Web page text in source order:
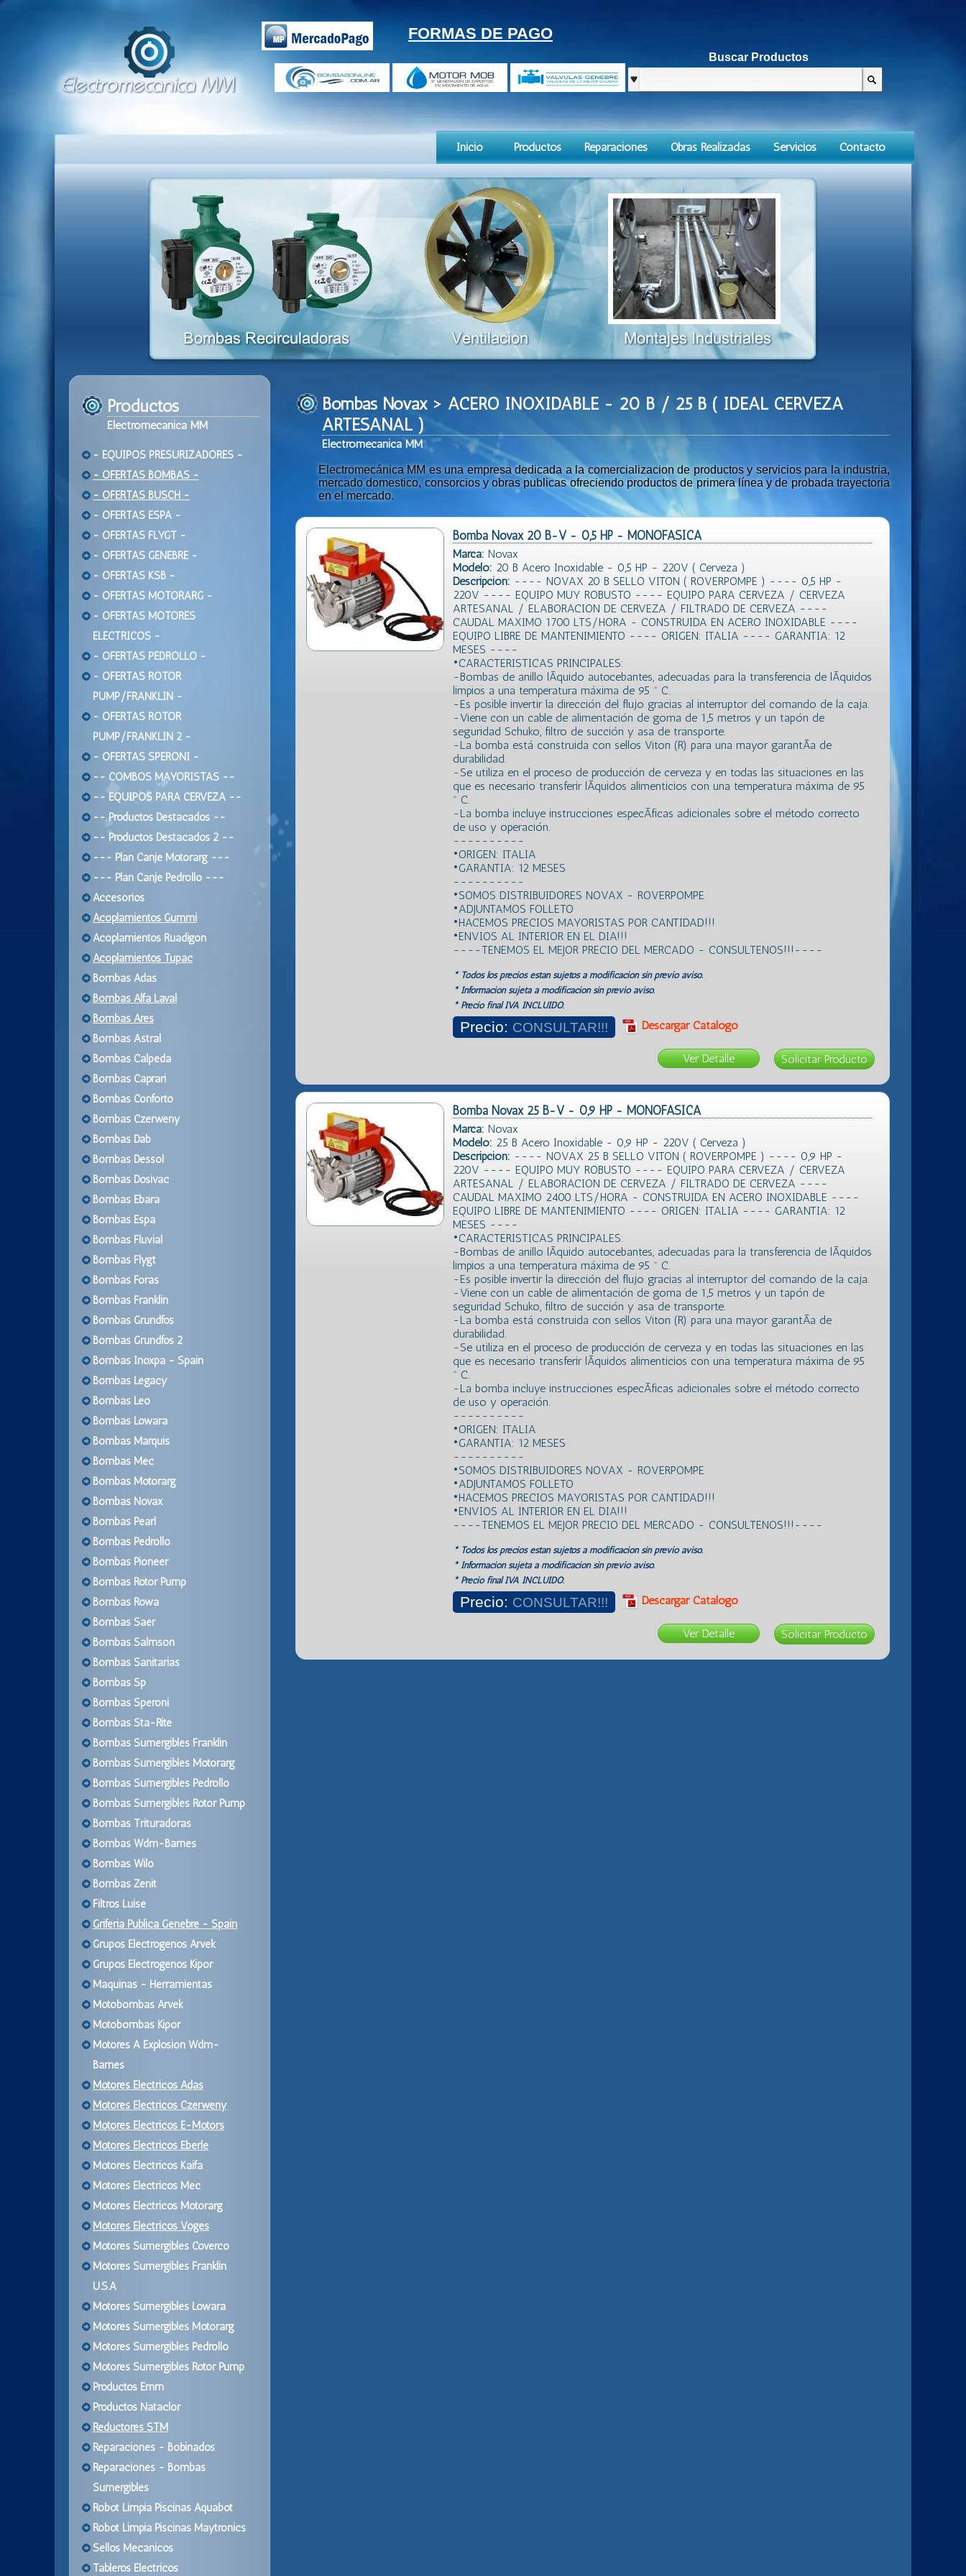
FORMAS DE PAGO
Buscar Productos
Inicio Productos Reparaciones Obras Realizadas Servicios Contacto
Productos
Electromecanica MM
- EQUIPOS PRESURIZADORES -
- OFERTAS BOMBAS -
- OFERTAS BUSCH -
- OFERTAS ESPA -
- OFERTAS FLYGT -
- OFERTAS GENEBRE -
- OFERTAS KSB -
- OFERTAS MOTORARG -
- OFERTAS MOTORES
ELECTRICOS -
- OFERTAS PEDROLLO -
- OFERTAS ROTOR
PUMP/FRANKLIN -
- OFERTAS ROTOR
PUMP/FRANKLIN 2 -
- OFERTAS SPERONI -
-- COMBOS MAYORISTAS --
-- EQUIPOS PARA CERVEZA --
-- Productos Destacados --
-- Productos Destacados 2 --
--- Plan Canje Motorarg ---
--- Plan Canje Pedrollo ---
Accesorios
Acoplamientos Gummi
Acoplamientos Ruadigon
Acoplamientos Tupac
Bombas Adas
Bombas Alfa Laval
Bombas Ares
Bombas Astral
Bombas Calpeda
Bombas Caprari
Bombas Conforto
Bombas Czerweny
Bombas Dab
Bombas Dessol
Bombas Dosivac
Bombas Ebara
Bombas Espa
Bombas Fluvial
Bombas Flygt
Bombas Foras
Bombas Franklin
Bombas Grundfos
Bombas Grundfos 2
Bombas Inoxpa - Spain
Bombas Legacy
Bombas Leo
Bombas Lowara
Bombas Marquis
Bombas Mec
Bombas Motorarg
Bombas Novax
Bombas Pearl
Bombas Pedrollo
Bombas Pioneer
Bombas Rotor Pump
Bombas Rowa
Bombas Saer
Bombas Salmson
Bombas Sanitarias
Bombas Sp
Bombas Speroni
Bombas Sta-Rite
Bombas Sumergibles Franklin
Bombas Sumergibles Motorarg
Bombas Sumergibles Pedrollo
Bombas Sumergibles Rotor Pump
Bombas Trituradoras
Bombas Wdm-Barnes
Bombas Wilo
Bombas Zenit
Filtros Luise
Griferia Publica Genebre - Spain
Grupos Electrogenos Arvek
Grupos Electrogenos Kipor
Maquinas - Herramientas
Motobombas Arvek
Motobombas Kipor
Motores A Explosion Wdm-
Barnes
Motores Electricos Adas
Motores Electricos Czerweny
Motores Electricos E-Motors
Motores Electricos Eberle
Motores Electricos Kaifa
Motores Electricos Mec
Motores Electricos Motorarg
Motores Electricos Voges
Motores Sumergibles Coverco
Motores Sumergibles Franklin
U.S.A
Motores Sumergibles Lowara
Motores Sumergibles Motorarg
Motores Sumergibles Pedrollo
Motores Sumergibles Rotor Pump
Productos Emm
Productos Nataclor
Reductores STM
Reparaciones - Bobinados
Reparaciones - Bombas
Sumergibles
Robot Limpia Piscinas Aquabot
Robot Limpia Piscinas Maytronics
Sellos Mecanicos
Tableros Electricos
Bombas Novax > ACERO INOXIDABLE - 20 B / 25 B ( IDEAL CERVEZA
ARTESANAL )
Electromecanica MM
Electromecánica MM es una empresa dedicada a la comercializacion de productos y servicios para la industria,
mercado domestico, consorcios y obras publicas ofreciendo productos de primera línea y de probada trayectoria
en el mercado.
Bomba Novax 20 B-V - 0,5 HP - MONOFASICA
Marca: Novax
Modelo: 20 B Acero Inoxidable - 0,5 HP - 220V ( Cerveza )
Descripción: ---- NOVAX 20 B SELLO VITON ( ROVERPOMPE ) ---- 0,5 HP -
220V ---- EQUIPO MUY ROBUSTO ---- EQUIPO PARA CERVEZA / CERVEZA
ARTESANAL / ELABORACION DE CERVEZA / FILTRADO DE CERVEZA ----
CAUDAL MAXIMO 1700 LTS/HORA - CONSTRUIDA EN ACERO INOXIDABLE ----
EQUIPO LIBRE DE MANTENIMIENTO ---- ORIGEN: ITALIA ---- GARANTIA: 12
MESES ----
•CARACTERISTICAS PRINCIPALES:
-Bombas de anillo lÃ­quido autocebantes, adecuadas para la transferencia de lÃ­quidos
limpios a una temperatura máxima de 95 º C.
-Es posible invertir la dirección del flujo gracias al interruptor del comando de la caja.
-Viene con un cable de alimentación de goma de 1,5 metros y un tapón de
seguridad Schuko, filtro de succión y asa de transporte.
-La bomba está construida con sellos Viton (R) para una mayor garantÃ­a de
durabilidad.
-Se utiliza en el proceso de producción de cerveza y en todas las situaciones en las
que es necesario transferir lÃ­quidos alimenticios con una temperatura máxima de 95
º C.
-La bomba incluye instrucciones especÃ­ficas adicionales sobre el método correcto
de uso y operación.
----------
•ORIGEN: ITALIA
•GARANTIA: 12 MESES
----------
•SOMOS DISTRIBUIDORES NOVAX - ROVERPOMPE
•ADJUNTAMOS FOLLETO
•HACEMOS PRECIOS MAYORISTAS POR CANTIDAD!!!
•ENVIOS AL INTERIOR EN EL DIA!!!
----TENEMOS EL MEJOR PRECIO DEL MERCADO - CONSULTENOS!!!----
* Todos los precios estan sujetos a modificación sin previo aviso.
* Información sujeta a modificación sin previo aviso.
* Precio final IVA INCLUIDO.
Precio: CONSULTAR!!! Descargar Catálogo
Ver Detalle
Bomba Novax 25 B-V - 0,9 HP - MONOFASICA
Marca: Novax
Modelo: 25 B Acero Inoxidable - 0,9 HP - 220V ( Cerveza )
Descripción: ---- NOVAX 25 B SELLO VITON ( ROVERPOMPE ) ---- 0,9 HP -
220V ---- EQUIPO MUY ROBUSTO ---- EQUIPO PARA CERVEZA / CERVEZA
ARTESANAL / ELABORACION DE CERVEZA / FILTRADO DE CERVEZA ----
CAUDAL MAXIMO 2400 LTS/HORA - CONSTRUIDA EN ACERO INOXIDABLE ----
EQUIPO LIBRE DE MANTENIMIENTO ---- ORIGEN: ITALIA ---- GARANTIA: 12
MESES ----
•CARACTERISTICAS PRINCIPALES:
-Bombas de anillo lÃ­quido autocebantes, adecuadas para la transferencia de lÃ­quidos
limpios a una temperatura máxima de 95 º C.
-Es posible invertir la dirección del flujo gracias al interruptor del comando de la caja.
-Viene con un cable de alimentación de goma de 1,5 metros y un tapón de
seguridad Schuko, filtro de succión y asa de transporte.
-La bomba está construida con sellos Viton (R) para una mayor garantÃ­a de
durabilidad.
-Se utiliza en el proceso de producción de cerveza y en todas las situaciones en las
que es necesario transferir lÃ­quidos alimenticios con una temperatura máxima de 95
º C.
-La bomba incluye instrucciones especÃ­ficas adicionales sobre el método correcto
de uso y operación.
----------
•ORIGEN: ITALIA
•GARANTIA: 12 MESES
----------
•SOMOS DISTRIBUIDORES NOVAX - ROVERPOMPE
•ADJUNTAMOS FOLLETO
•HACEMOS PRECIOS MAYORISTAS POR CANTIDAD!!!
•ENVIOS AL INTERIOR EN EL DIA!!!
----TENEMOS EL MEJOR PRECIO DEL MERCADO - CONSULTENOS!!!----
* Todos los precios estan sujetos a modificación sin previo aviso.
* Información sujeta a modificación sin previo aviso.
* Precio final IVA INCLUIDO.
Precio: CONSULTAR!!! Descargar Catálogo
Ver Detalle